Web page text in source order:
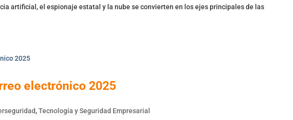
artificial, el espionaje estatal y la nube se convierten en los ejes principales de las
electrónico 2025
,Tecnología y Seguridad Empresarial